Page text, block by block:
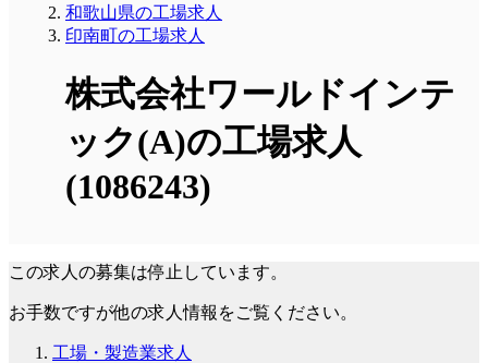
和歌山県の工場求人
印南町の工場求人
株式会社ワールドインテ
ック(A)の工場求人
(1086243)
この求人の募集は停止しています。
お手数ですが他の求人情報をご覧ください。
工場・製造業求人